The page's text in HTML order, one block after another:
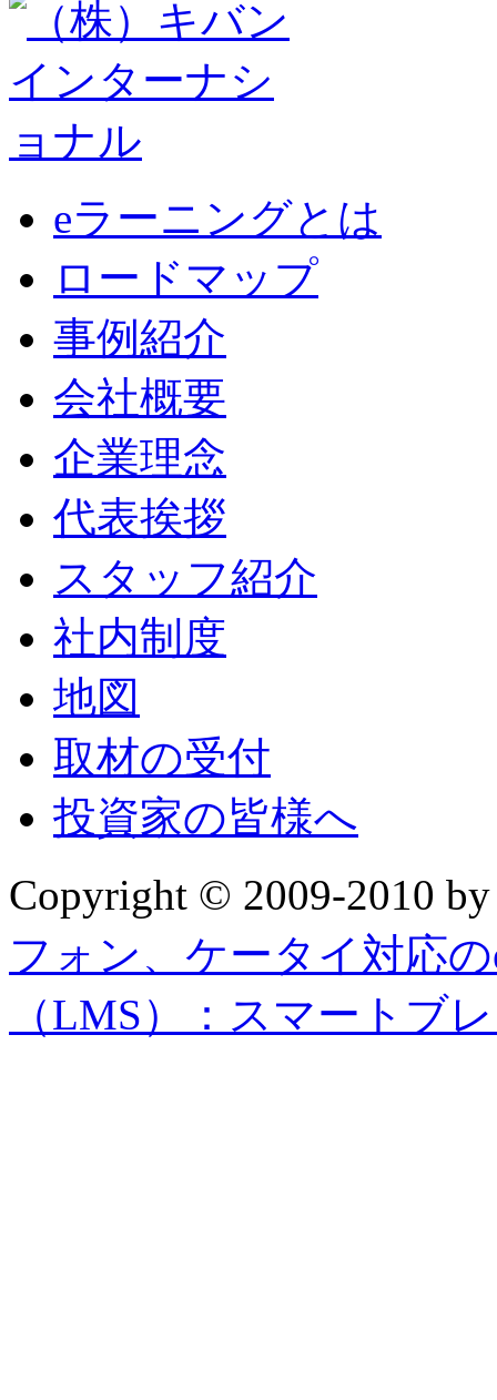
eラーニングとは
ロードマップ
事例紹介
会社概要
企業理念
代表挨拶
スタッフ紹介
社内制度
地図
取材の受付
投資家の皆様へ
Copyright © 2009-2010
フォン、ケータイ対応
（LMS）：スマートブ